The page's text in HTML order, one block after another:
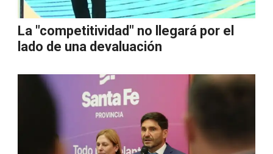
La "competitividad" no llegará por el
lado de una devaluación